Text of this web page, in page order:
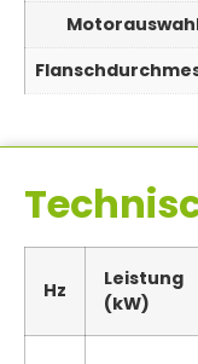
Hz
Leistung
(kW)